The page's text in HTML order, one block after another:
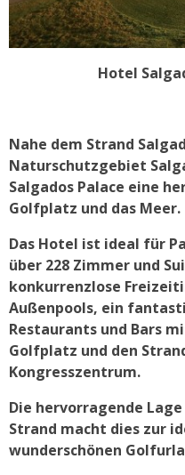
Hotel
Nahe dem Strand
Naturschutzgebiet
Salgados Palace eine
Golfplatz und das Meer.
Das Hotel ist ideal für
über 228 Zimmer und
konkurrenzlose
Außenpools, ein
Restaurants und Bars
Golfplatz und den
Kongresszentrum.
Die hervorragende
Strand macht dies zur
wunderschönen